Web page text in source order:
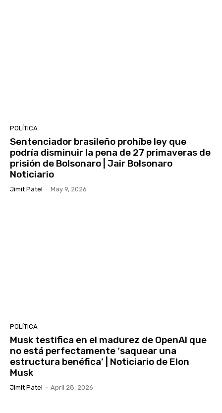
POLÍTICA
Sentenciador brasileño prohíbe ley que
podría disminuir la pena de 27 primaveras de
prisión de Bolsonaro | Jair Bolsonaro
Noticiario
Jimit Patel - May 9, 2026
POLÍTICA
Musk testifica en el madurez de OpenAI que
no está perfectamente ‘saquear una
estructura benéfica’ | Noticiario de Elon
Musk
Jimit Patel - April 28, 2026